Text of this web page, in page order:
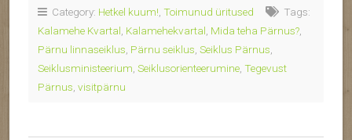
Category: Hetkel kuum! Toimunud üritused
Tags:
Kalamehe Kvartal Kalamehekvartal Mida teha Pärnus?
Pärnu linnaseiklus Pärnu seiklus Seiklus Pärnus
Seiklusministeerium Seiklusorienteerumine Tegevust
Pärnus visitpärnu